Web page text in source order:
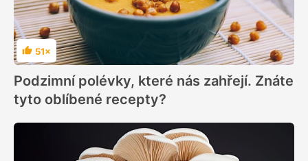
Hodnocení
51×
Podzimní polévky, které nás zahřejí. Znáte
tyto oblíbené recepty?